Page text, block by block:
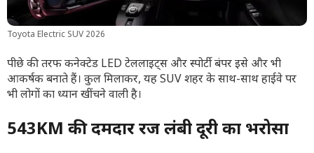
Toyota Electric SUV 2026
पीछे की तरफ कनेक्टेड LED टेललाइट्स और स्पोर्टी बंपर इसे और भी
आकर्षक बनाते हैं। कुल मिलाकर, यह SUV शहर के साथ-साथ हाईवे पर
भी लोगों का ध्यान खींचने वाली है।
543KM की दमदार रेंज लंबी दूरी का भरोसा